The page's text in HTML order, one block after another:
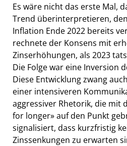
Es wäre nicht das erste Mal,
Trend überinterpretieren,
Inflation Ende 2022 bereits
rechnete der Konsens mit
Zinserhöhungen, als 2023
Die Folge war eine Inversion
Diese Entwicklung zwang
einer intensiveren
aggressiver Rhetorik, die mit
for longer» auf den Punkt
signalisiert, dass kurzfristig
Zinssenkungen zu erwarten